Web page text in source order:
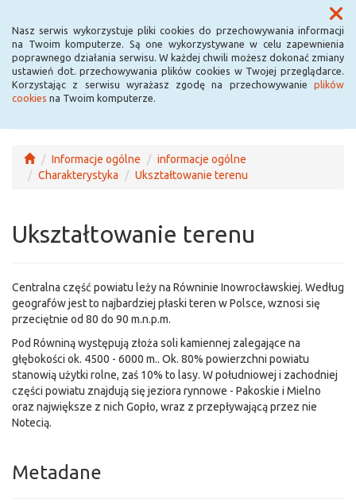
Nasz serwis wykorzystuje pliki cookies do przechowywania informacji
na Twoim komputerze. Są one wykorzystywane w celu zapewnienia
poprawnego działania serwisu. W każdej chwili możesz dokonać zmiany
ustawień dot. przechowywania plików cookies w Twojej przeglądarce.
Korzystając z serwisu wyrażasz zgodę na przechowywanie plików
cookies na Twoim komputerze.
Menu
Informacje ogólne
informacje ogólne
Charakterystyka
Ukształtowanie terenu
Ukształtowanie terenu
Centralna część powiatu leży na Równinie Inowrocławskiej. Według
geografów jest to najbardziej płaski teren w Polsce, wznosi się
przeciętnie od 80 do 90 m.n.p.m.
Pod Równiną występują złoża soli kamiennej zalegające na
głębokości ok. 4500 - 6000 m.. Ok. 80% powierzchni powiatu
stanowią użytki rolne, zaś 10% to lasy. W południowej i zachodniej
części powiatu znajdują się jeziora rynnowe - Pakoskie i Mielno
oraz największe z nich Gopło, wraz z przepływającą przez nie
Notecią.
Metadane